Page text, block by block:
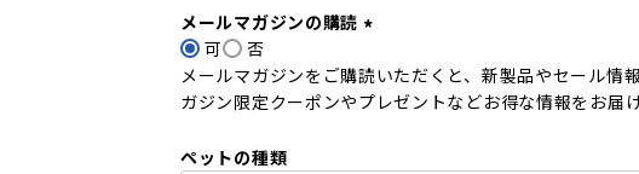
メールマガジンの購読
必
須
可
否
メールマガジンをご購読いただくと、新製品やセール情
ガジン限定クーポンやプレゼントなどお得な情報をお届
ペットの種類